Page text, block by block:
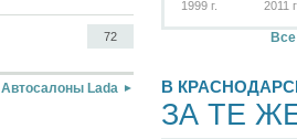
72
Автосалоны Lada
1999 г.
2011
В
ЗА ТЕ